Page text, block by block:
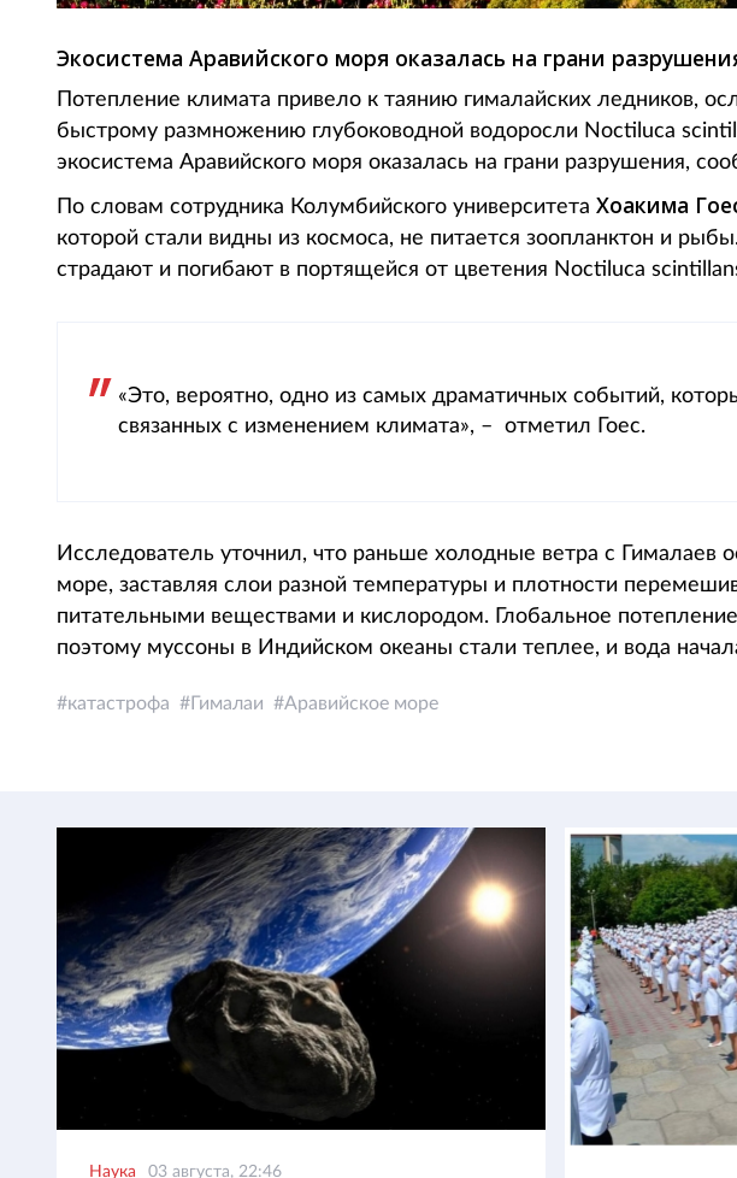
Экосистема Аравийского моря оказалась на грани
Потепление климата привело к таянию гималайских ледников,
быстрому размножению глубоководной водоросли Noctiluca
экосистема Аравийского моря оказалась на грани разрушения,
По словам сотрудника Колумбийского университета Хоакима
которой стали видны из космоса, не питается зоопланктон и
страдают и погибают в портящейся от цветения Noctiluca
«Это, вероятно, одно из самых драматичных событий,
связанных с изменением климата», – отметил Гоес.
Исследователь уточнил, что раньше холодные ветра с Гималаев
море, заставляя слои разной температуры и плотности
питательными веществами и кислородом. Глобальное
поэтому муссоны в Индийском океаны стали теплее, и вода
катастрофа Гималаи Аравийское море
Наука 03 августа, 22:46